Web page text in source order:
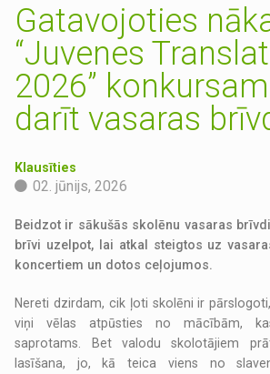
Gatavojoties
“Juvenes
2026”
darīt vasaras
Klausīties
02. jūnijs, 2026
Beidzot ir sākušās skolēnu vasaras
brīvi uzelpot, lai atkal steigtos uz
koncertiem un dotos ceļojumos.
Nereti dzirdam, cik ļoti skolēni ir
viņi vēlas atpūsties no mācībām,
saprotams. Bet valodu skolotājiem
lasīšana, jo, kā teica viens no